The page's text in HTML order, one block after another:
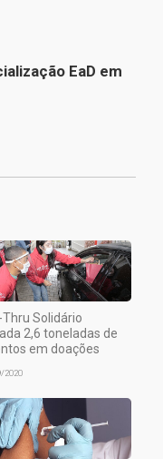
EaD em
Thru Solidário
2,6 toneladas de
em doações
2020